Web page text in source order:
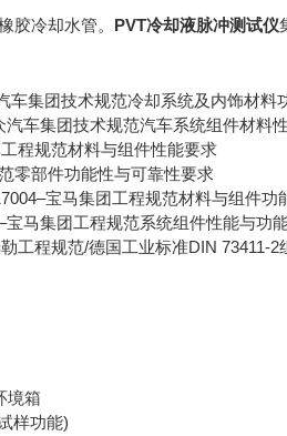
胶冷却水管。 PVT冷却液脉冲测试仪
车集团技术规范冷却系统及内饰材料
汽车集团技术规范汽车系统组件材料
程规范材料与组件性能要求
零部件功能性与可靠性要求
宝马集团工程规范材料与组件功
宝马集团工程规范系统组件性能与功
工程规范/德国工业标准DIN
境箱
样功能)